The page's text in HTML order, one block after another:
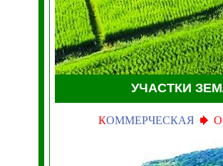
УЧАСТКИ
КОММЕРЧЕСКАЯ О